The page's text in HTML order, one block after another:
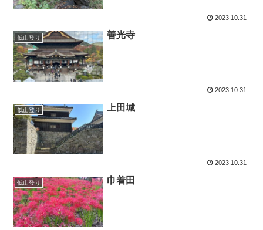
2023.10.31
低山登り 善光寺
2023.10.31
低山登り 上田城
2023.10.31
低山登り 巾着田